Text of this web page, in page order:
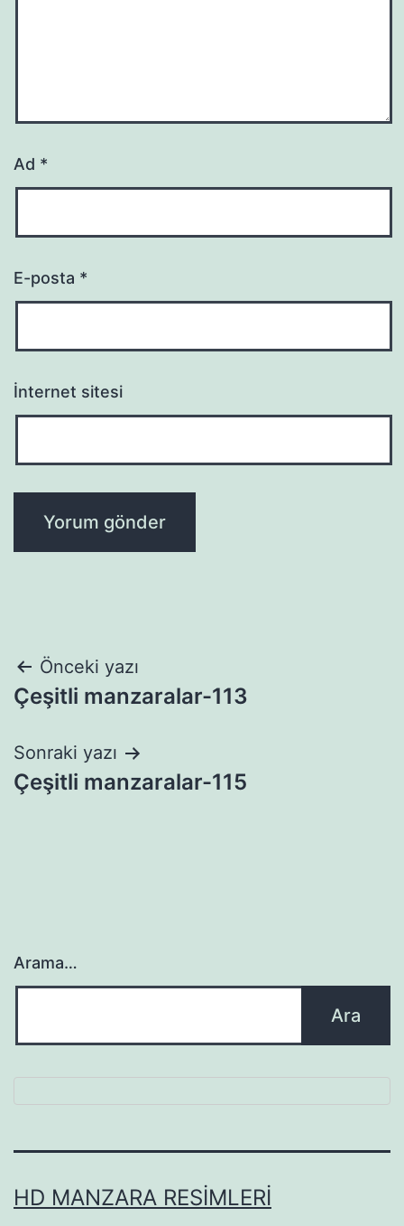
Ad *
E-posta *
İnternet sitesi
Yazı
gezinmesi
Önceki yazı
Çeşitli manzaralar-113
Sonraki yazı
Çeşitli manzaralar-115
Arama…
HD MANZARA RESIMLERI